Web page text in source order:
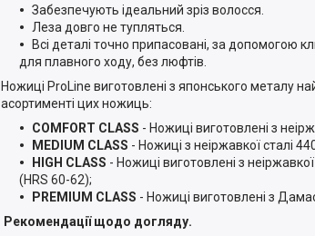
Забезпечують ідеальний зріз волосся.
Леза довго не тупляться.
Всі деталі точно припасовані, за допомогою
для плавного ходу, без люфтів.
Ножиці ProLine виготовлені з японського металу
асортименті цих ножиць:
COMFORT CLASS - Ножиці виготовлені з
MEDIUM CLASS - Ножиці з неіржавкої сталі
HIGH CLASS - Ножиці виготовлені з
(HRS 60-62);
PREMIUM CLASS - Ножиці виготовлені з
Рекомендації щодо догляду.